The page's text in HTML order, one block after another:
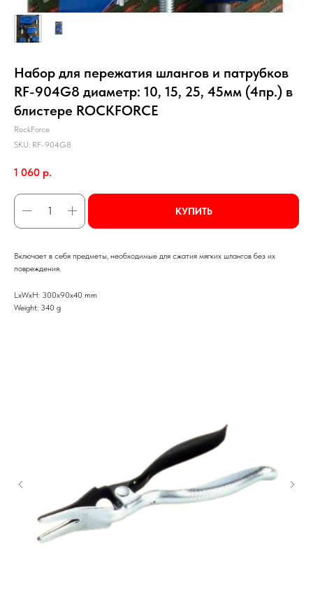
Набор для пережатия шлангов и патрубков
RF-904G8 диаметр: 10, 15, 25, 45мм (4пр.) в
блистере ROCKFORCE
RockForce
SKU: RF-904G8
1 060 р.
КУПИТЬ
Включает в себя предметы, необходимые для сжатия мягких шлангов без их
повреждения.
LxWxH: 300x90x40 mm
Weight: 340 g